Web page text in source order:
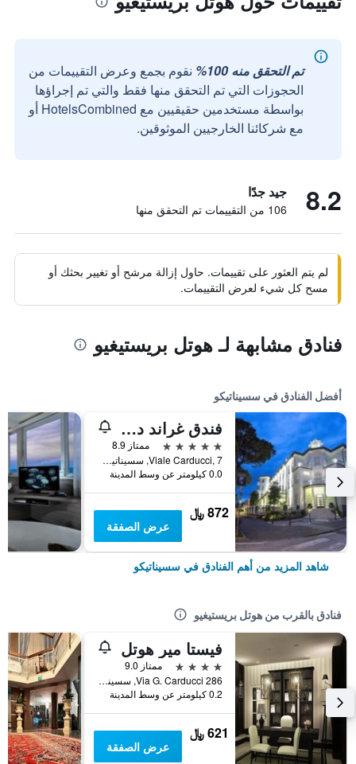
تم التحقق منه 100%
نقوم بجمع وعرض التقييمات من
الحجوزات التي تم التحقق منها فقط والتي تم إجراؤها
بواسطة مستخدمين حقيقيين مع HotelsCombined أو
مع شركائنا الخارجيين الموثوقين.
8.2 جيد جدًا
106 من التقييمات تم التحقق منها
لم يتم العثور على تقييمات. حاول إزالة مرشح أو تغيير بحثك أو
مسح كل شيء لعرض التقييمات.
فنادق مشابهة لـ هوتل بريستيغيو
أفضل الفنادق في سسيناتيكو
فندق غراند دافنشي
5 نجوم
ممتاز 8.9
Viale Carducci, 7, سسيناتيكو, مقاطعة فورلي تشيزينا, إيطاليا
0.0 كيلومتر عن وسط المدينة
872 ﷼
عرض الصفقة
شاهد المزيد من أهم الفنادق في سسيناتيكو
فنادق بالقرب من هوتل بريستيغيو
فيستا مير هوتل
4 نجوم
ممتاز 9.0
Via G. Carducci 286, سسيناتيكو, مقاطعة فورلي تشيزينا, إيطاليا
0.2 كيلومتر عن وسط المدينة
621 ﷼
عرض الصفقة